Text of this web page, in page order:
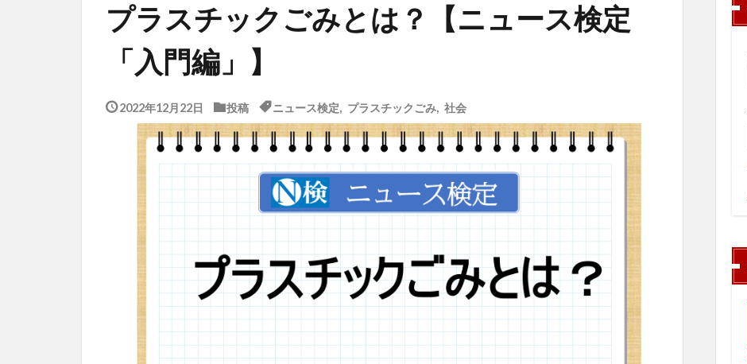
プラスチックごみとは？【ニュース検定
「入門編」】
2022年12月22日 投稿 ニュース検定 プラスチックごみ, 社会